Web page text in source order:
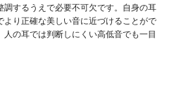
するうえで必要不可欠です。自身の耳
り正確な美しい音に近づけることがで
の耳では判断しにくい高低音でも一目